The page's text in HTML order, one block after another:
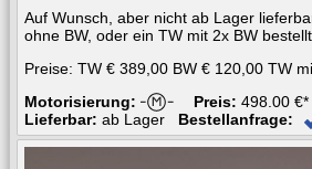
Auf Wunsch, aber nicht ab Lager
ohne BW, oder ein TW mit 2x BW
Preise: TW € 389,00 BW € 120,00 TW
Motorisierung:
Preis: 498.00 €*
Lieferbar: ab Lager Bestellanfrage: